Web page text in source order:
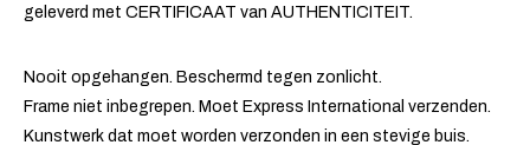
geleverd met CERTIFICAAT van AUTHENTICITEIT.
Nooit opgehangen. Beschermd tegen zonlicht.
Frame niet inbegrepen. Moet Express International verzenden.
Kunstwerk dat moet worden verzonden in een stevige buis.